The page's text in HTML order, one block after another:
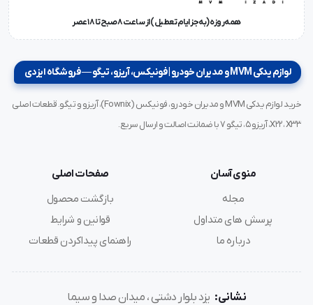
همه‌روزه (به‌جز ایام تعطیل) از ساعت ۸ صبح تا ۱۸ عصر
لوازم یدکی MVM و مدیران خودرو | فونیکس، آریزو، تیگو — فروشگاه ایزدی
خرید لوازم یدکی MVM و مدیران خودرو، فونیکس (Fownix)، آریزو و تیگو. قطعات اصلی
X22، X33، آریزو ۵، تیگو ۷ با ضمانت اصالت و ارسال سریع.
منوی آسان
مجله
پرسش های متداول
درباره ما
صفحات اصلی
بازگشت محصول
قوانین و شرایط
راهنمای پیداکردن قطعات
نشانی: یزد بلوار دشتی ، میدان صدا و سیما